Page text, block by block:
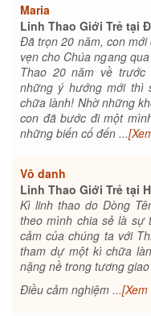
Maria
Linh Thao Giới Trẻ tại
Đã trọn 20 năm, con
vẹn cho Chúa ngang
Thao 20 năm về
những ý hướng mới thì
chữa lành! Nhờ những
con đã bước đi một
những biến cố đến ...
Vô danh
Linh Thao Giới Trẻ tại
Kì linh thao do Dòng
theo mình chia sẻ là sự
cảm của chúng ta với
tham dự một kì chữa
nặng nề trong tương
Điều cảm nghiệm ...